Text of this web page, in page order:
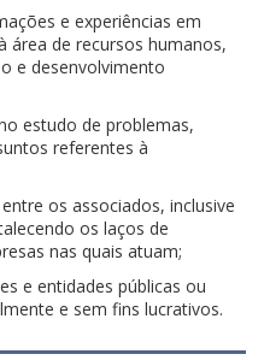
e experiências em
área de recursos humanos,
e desenvolvimento
estudo de problemas,
referentes à
os associados, inclusive
os laços de
nas quais atuam;
e entidades públicas ou
e sem fins lucrativos.